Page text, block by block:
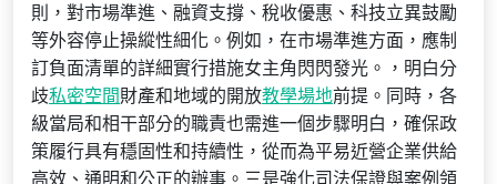
則，對市場準進、融資支撐、稅收優惠、科技立異鼓勵
等外容停止操縱性細化。例如，在市場準進方面，應制
訂負面清單的詳細實行措施女主角閃閃發光。，明白分
歧私密空間財產和地域的開放教學場地前提。同時，各
級當局和相干部分的職責也需進一個步驟明白，確保政
策履行具有穩固性和持續性，從而為平易近營企業供給
高效、通明和公正的辦事。三是強化司法保證與案例領